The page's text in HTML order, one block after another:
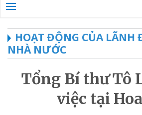
HOẠT ĐỘNG CỦA LÃNH
NHÀ NƯỚC
Tổng Bí thư Tô
việc tại